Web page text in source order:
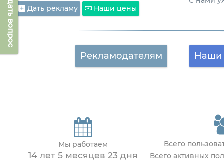
Задать вопрос
Дать рекламу
Наши цены
Рекламодателям Наши
Мы работаем
14 лет 5 месяцев 23 дня
Всего
Всего активных